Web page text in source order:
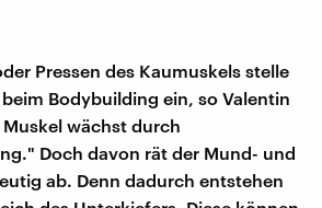
Pressen des Kaumuskels stelle
Bodybuilding ein, so Valentin
wächst durch
Doch davon rät der Mund- und
ab. Denn dadurch entstehen